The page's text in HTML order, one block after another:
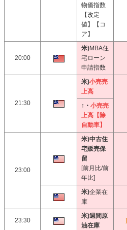
物価指数
【改定
値】【コ
ア】
20:00
米)MBA住
宅ローン
申請指数
21:30
米)小売売
上高
↑・ 小売売
上高【除
自動車】
23:00
米)中古住
宅販売保
留
[前月比/前
年比]
米)企業在
庫
23:30
米)週間原
油在庫